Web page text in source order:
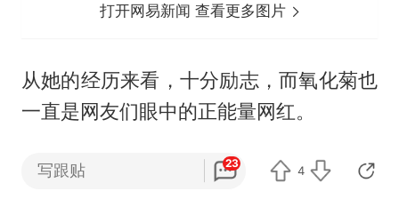
打开网易新闻 查看更多图片
从她的经历来看，十分励志，而氧化菊也
一直是网友们眼中的正能量网红。
但这一回走上戛纳，却是丢人丢到了国
写跟贴 23
4